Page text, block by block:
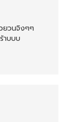
ยวนจิงๆๆ
าบบบ